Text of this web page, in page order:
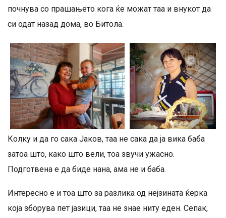
почнува со прашањето кога ќе можат таа и внукот да
си одат назад дома, во Битола.
Колку и да го сака Јаков, таа не сака да ја вика баба
затоа што, како што вели, тоа звучи ужасно.
Подготвена е да биде нана, ама не и баба.
Интересно е и тоа што за разлика од нејзината ќерка
која зборува пет јазици, таа не знае ниту еден. Сепак,